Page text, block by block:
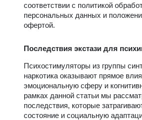
соответствии с политикой
персональных данных и
офертой.
Последствия экстази для
Психостимуляторы из группы
наркотика оказывают прямое
эмоциональную сферу и
рамках данной статьи мы
последствия, которые
состояние и социальную